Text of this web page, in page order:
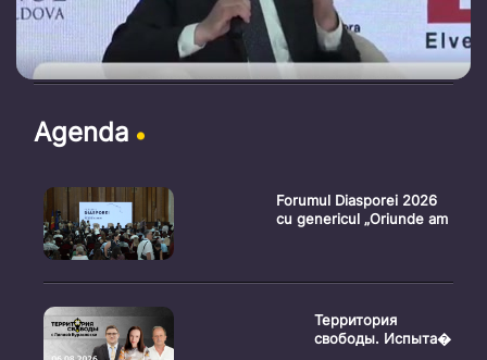
Agenda
Forumul Diasporei 2026
cu genericul „Oriunde am
Территория
свободы. Испыта�